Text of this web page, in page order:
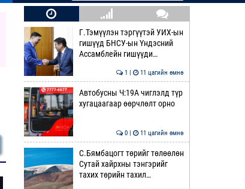
Г.Тэмүүлэн тэргүүтэй УИХ-ын
гишүүд БНСУ-ын Үндэсний
Ассамблейн гишүүди…
1 | 11 цагийн өмнө
Автобусны Ч:19А чиглэлд түр
хугацаагаар өөрчлөлт орно
0 | 11 цагийн өмнө
С.Бямбацогт төрийг төлөөлөн
Сутай хайрхны тэнгэрийг
тахих төрийн тахил…